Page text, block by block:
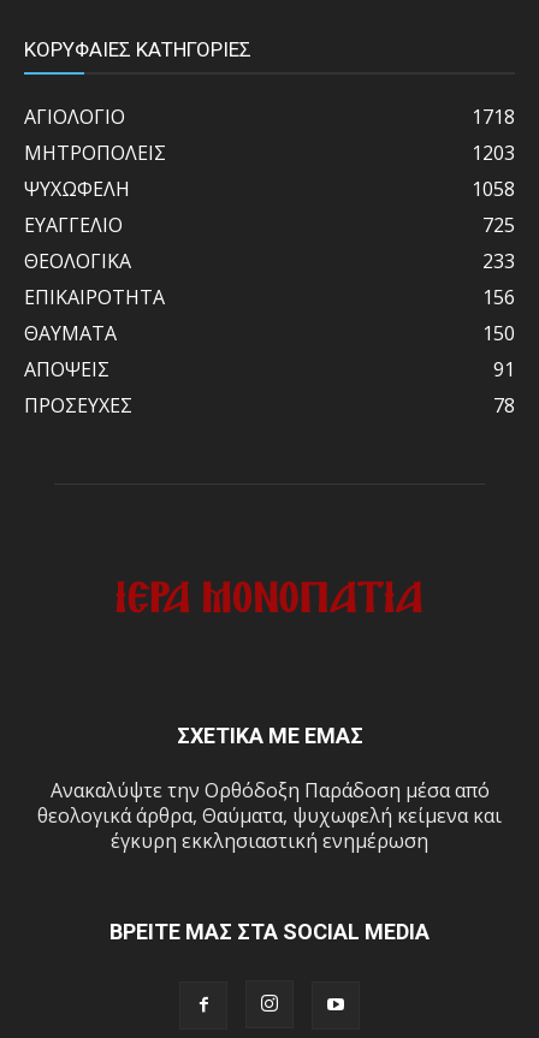
ΚΟΡΥΦΑΙΕΣ ΚΑΤΗΓΟΡΙΕΣ
ΑΓΙΟΛΟΓΙΟ
1718
ΜΗΤΡΟΠΟΛΕΙΣ
1203
ΨΥΧΩΦΕΛΗ
1058
ΕΥΑΓΓΕΛΙΟ
725
ΘΕΟΛΟΓΙΚΑ
233
ΕΠΙΚΑΙΡΟΤΗΤΑ
156
ΘΑΥΜΑΤΑ
150
ΑΠΟΨΕΙΣ
91
ΠΡΟΣΕΥΧΕΣ
78
ΣΧΕΤΙΚΑ ΜΕ ΕΜΑΣ
Ανακαλύψτε την Ορθόδοξη Παράδοση μέσα από
θεολογικά άρθρα, Θαύματα, ψυχωφελή κείμενα και
έγκυρη εκκλησιαστική ενημέρωση
ΒΡΕΙΤΕ ΜΑΣ ΣΤΑ SOCIAL MEDIA